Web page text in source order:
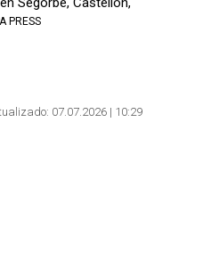
PRESS
07.07.2026 | 10:29